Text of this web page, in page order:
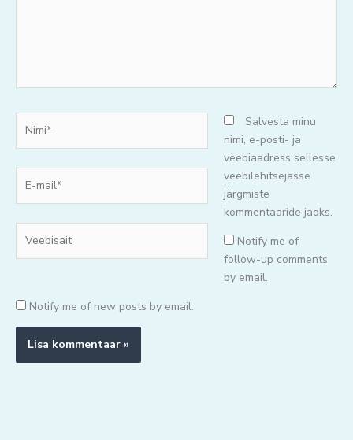
mail*
Salvesta minu
nimi, e-posti- ja
veebiaadress sellesse
veebilehitsejasse
järgmiste
kommentaaride jaoks.
Notify me of
follow-up comments
by email.
Notify me of new posts by email.